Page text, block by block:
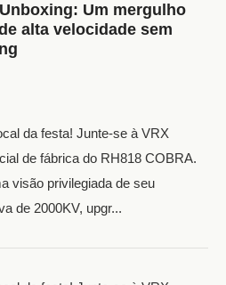
Um mergulho
alta velocidade sem
da festa! Junte-se à VRX
de fábrica do RH818 COBRA.
visão privilegiada de seu
de 2000KV, upgr...